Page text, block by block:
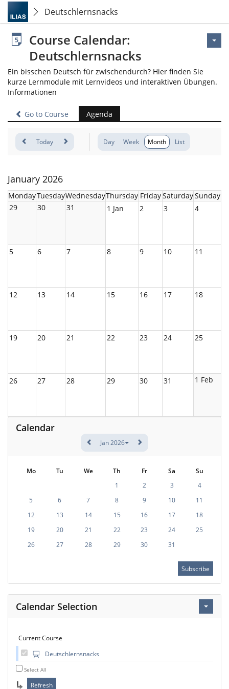
Deutschlernsnacks
Course Calendar:
Deutschlernsnacks
Ein bisschen Deutsch für zwischendurch? Hier finden Sie
kurze Lernmodule mit Lernvideos und interaktiven Übungen.
Informationen
Go to Course Agenda
Today Day Week Month List
January 2026
MondayTuesdayWednesdayThursday FridaySaturdaySunday
29
30 31 1 Jan 2 3 4
5 6 7 8 9 10 11
12 13 14 15 16 17 18
19 20 21 22 23 24 25
26 27 28 29 30 31 1 Feb
Calendar
Jan 2026
Mo Tu We Th Fr Sa
Su
1
2 3
4
5
6 7 8 9 10
11
12
13 14 15 16 17
18
19
20 21 22 23 24
25
26
27 28 29 30 31
Subscribe
Calendar Selection
Current Course
Deutschlernsnacks
Select All